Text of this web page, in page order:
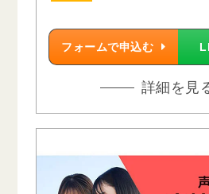
フォームで申込む
詳細を見